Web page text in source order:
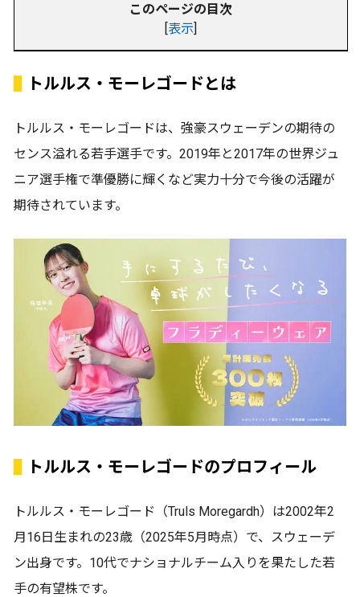
このページの目次
[表示]
トルルス・モーレゴードとは
トルルス・モーレゴードは、強豪スウェーデンの期待の
センス溢れる若手選手です。2019年と2017年の世界ジュ
ニア選手権で準優勝に輝くなど実力十分で今後の活躍が
期待されています。
トルルス・モーレゴードのプロフィール
トルルス・モーレゴード（Truls Moregardh）は2002年2
月16日生まれの23歳（2025年5月時点）で、スウェーデ
ン出身です。10代でナショナルチーム入りを果たした若
手の有望株です。